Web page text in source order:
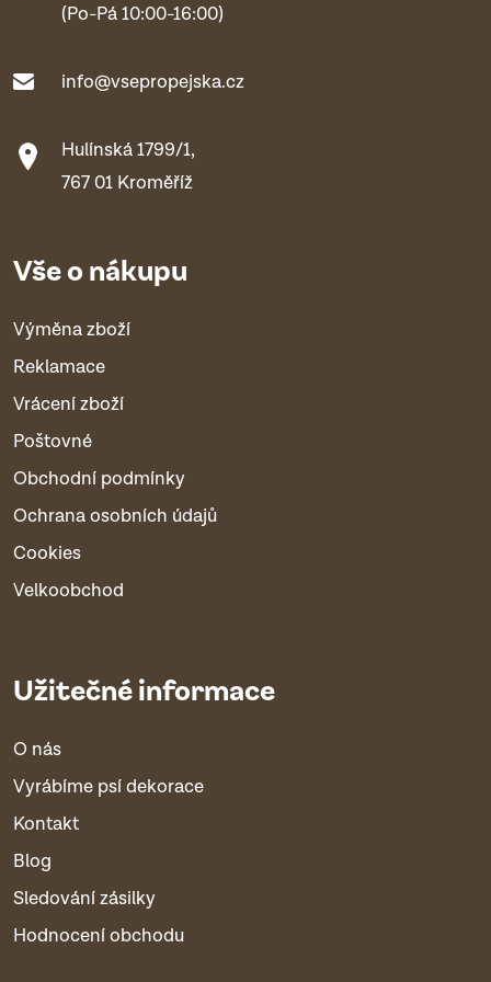
(Po-Pá 10:00-16:00)
info@vsepropejska.cz
Hulínská 1799/1,
767 01 Kroměříž
Vše o nákupu
Výměna zboží
Reklamace
Vrácení zboží
Poštovné
Obchodní podmínky
Ochrana osobních údajů
Cookies
Velkoobchod
Užitečné informace
O nás
Vyrábíme psí dekorace
Kontakt
Blog
Sledování zásilky
Hodnocení obchodu